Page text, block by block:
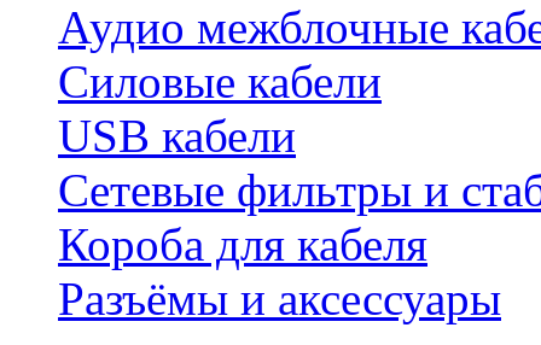
Аудио межблочные
Силовые кабели
USB кабели
Сетевые фильтры и
Короба для кабеля
Разъёмы и аксессуары